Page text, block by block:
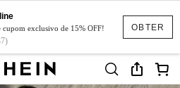
OBTER
cupom exclusivo de 15% OFF!